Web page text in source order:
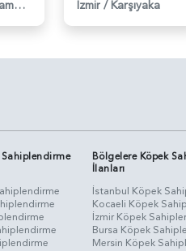
Bayrampaşa
İzmir / Karşıyaka
Bölgelere Köpek
İlanları
İstanbul Köpek
Kocaeli Köpek
İzmir Köpek
Bursa Köpek
Mersin Köpek